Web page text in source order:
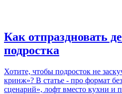
Как отпраздновать
подростка
Хотите, чтобы подросток не
кринж»? В статье - про формат
сценарий», лофт вместо кухни и